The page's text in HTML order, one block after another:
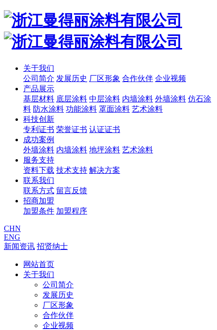
关于我们
公司简介 发展历史 厂区形象 合作伙伴 企业视频
产品展示
基层材料 底层涂料 中层涂料 内墙涂料 外墙涂料 仿石涂
料 防水涂料 功能涂料 罩面涂料 艺术涂料
科技创新
专利证书 荣誉证书 认证证书
成功案例
外墙涂料 内墙涂料 地坪涂料 艺术涂料
服务支持
资料下载 技术支持 解决方案
联系我们
联系方式 留言反馈
招商加盟
加盟条件 加盟程序
CHN
ENG
新闻资讯 招贤纳士
网站首页
关于我们
公司简介
发展历史
厂区形象
合作伙伴
企业视频